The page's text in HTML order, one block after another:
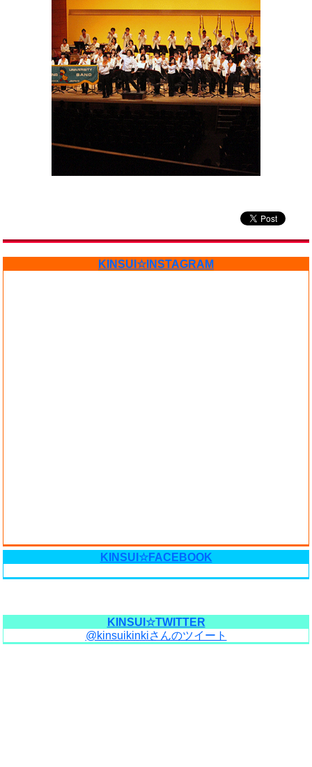
KINSUI☆INSTAGRAM
KINSUI☆FACEBOOK
KINSUI☆TWITTER
@kinsuikinkiさんのツイート